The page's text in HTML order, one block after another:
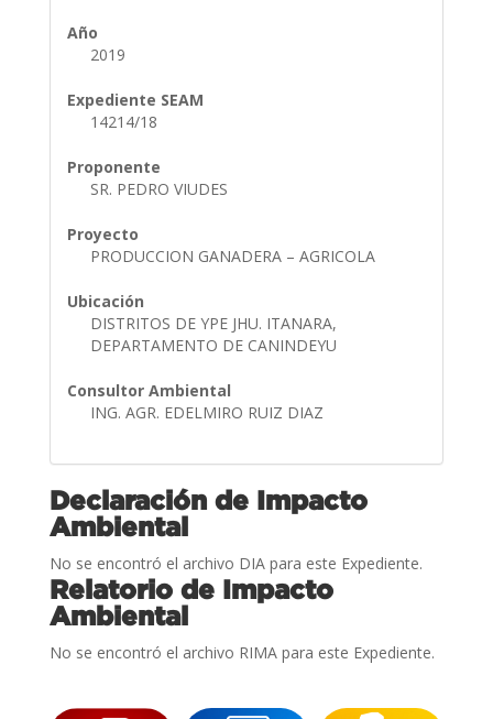
Año
2019
Expediente SEAM
14214/18
Proponente
SR. PEDRO VIUDES
Proyecto
PRODUCCION GANADERA – AGRICOLA
Ubicación
DISTRITOS DE YPE JHU. ITANARA,
DEPARTAMENTO DE CANINDEYU
Consultor Ambiental
ING. AGR. EDELMIRO RUIZ DIAZ
Declaración de Impacto
Ambiental
No se encontró el archivo DIA para este Expediente.
Relatorio de Impacto
Ambiental
No se encontró el archivo RIMA para este Expediente.